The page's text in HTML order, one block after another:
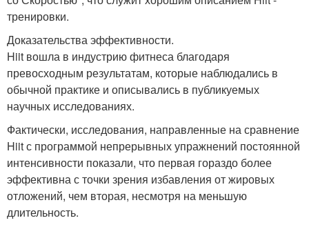
тренировки.
Доказательства эффективности.
Hiit вошла в индустрию фитнеса благодаря
превосходным результатам, которые наблюдались в
обычной практике и описывались в публикуемых
научных исследованиях.
Фактически, исследования, направленные на сравнение
Hiit с программой непрерывных упражнений постоянной
интенсивности показали, что первая гораздо более
эффективна с точки зрения избавления от жировых
отложений, чем вторая, несмотря на меньшую
длительность.